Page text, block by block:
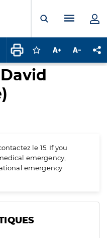
Ouvrir laMenu
Connectez-vous
Augmenter la
le 15. If you
emergency,
emergency